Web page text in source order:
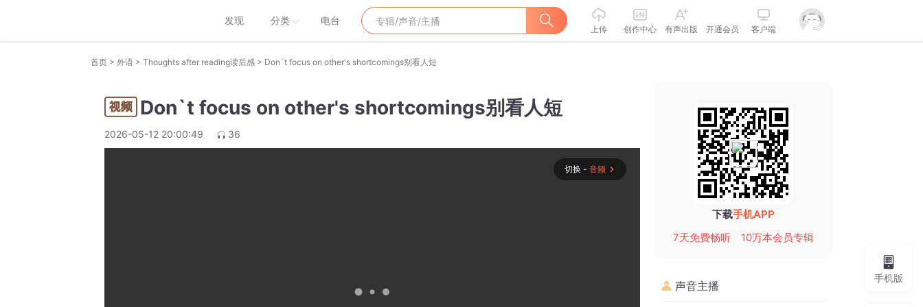
发现 分类 电台
上传 创作中心 有声出版 开通会员 客户端
首页 > 外语 > Thoughts after reading读后感 > Don`t focus on other's shortcomings别看人短
Don`t focus on other's shortcomings别看人短
2026-05-12 20:00:49 36
切换 - 音频
下载手机APP
7天免费畅听
10万本会员专辑
声音主播
手机版